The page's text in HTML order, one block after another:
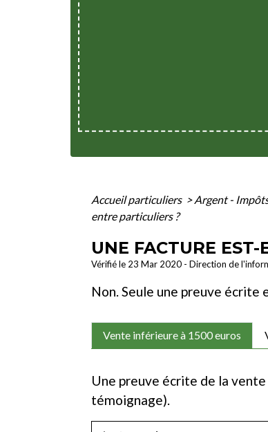
Accueil particuliers > Argent -
entre particuliers ?
UNE FACTURE
Vérifié le 23 Mar 2020 - Direction de
Non. Seule une preuve
Vente inférieure à 1500 euros
Une preuve écrite de la
témoignage).